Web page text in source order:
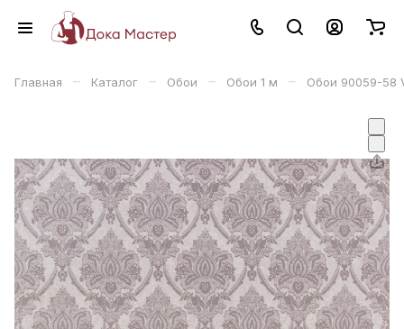
Главная – Каталог – Обои – Обои 1 м – Обои 90059-58